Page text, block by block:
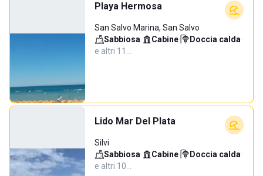
Playa Hermosa
San Salvo Marina, San Salvo
Sabbiosa· Cabine· Doccia calda·
e altri 11…
Lido Mar Del Plata
Silvi
Sabbiosa· Cabine· Doccia calda·
e altri 10…